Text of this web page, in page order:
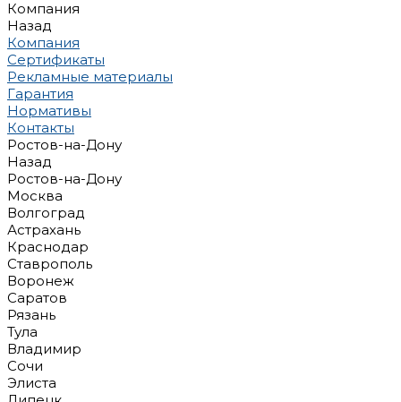
Компания
Назад
Компания
Сертификаты
Рекламные материалы
Гарантия
Нормативы
Контакты
Ростов-на-Дону
Назад
Ростов-на-Дону
Москва
Волгоград
Астрахань
Краснодар
Ставрополь
Воронеж
Саратов
Рязань
Тула
Владимир
Сочи
Элиста